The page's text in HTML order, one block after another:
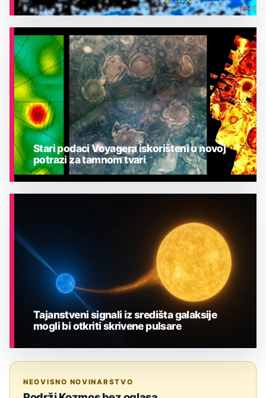
ASTRONOMIJA
Stari podaci Voyagera iskorišteni u novoj
potrazi za tamnom tvari
Tajanstveni signali iz središta galaksije
mogli bi otkriti skrivene pulsare
NEOVISNO NOVINARSTVO